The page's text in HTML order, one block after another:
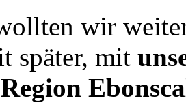
wir
später, mit